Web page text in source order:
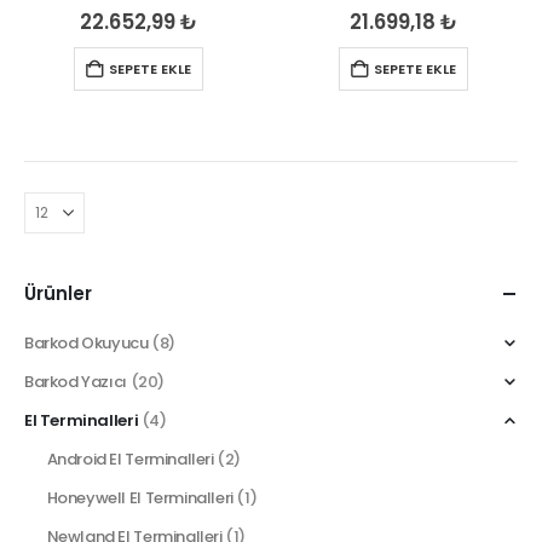
0 out of 5
22.652,99₺
SEPETE EKLE
0 out of 5
21.699,18 ₺
SEPETE EKLE
Ürünler
Barkod Okuyucu (8)
Barkod Yazıcı (20)
El Terminalleri (4)
Android El Terminalleri (2)
Honeywell El Terminalleri (1)
Newland El Terminalleri (1)